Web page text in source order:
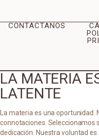
CONTACTANOS
LA MATERIA
LATENTE
La materia es una
connotaciones. Seleccionamos
dedicación. Nuestra voluntad